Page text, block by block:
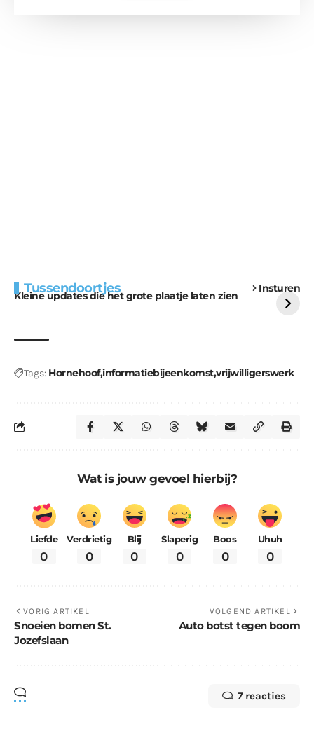
Tussendoortjes Insturen
Kleine updates die het grote plaatje laten zien
voor kabouters
uitdaging
Tags: Hornehoofinformatiebijeenkomstvrijwilligerswerk
Wat is jouw gevoel hierbij?
Liefde
0
Verdrietig
0
Blij
0
Slaperig
0
Boos
0
Uhuh
0
VORIG ARTIKEL
Snoeien bomen St.
Jozefslaan
VOLGEND ARTIKEL
Auto botst tegen boom
7 reacties